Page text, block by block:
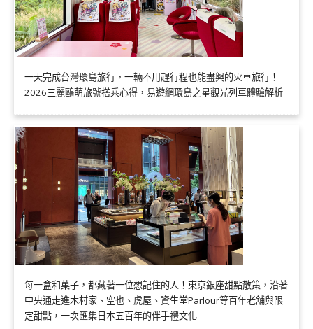
一天完成台灣環島旅行，一輛不用趕行程也能盡興的火車旅行！
2026三麗鷗萌旅號搭乘心得，易遊網環島之星觀光列車體驗解析
每一盒和菓子，都藏著一位想記住的人！東京銀座甜點散策，沿著
中央通走進木村家、空也、虎屋、資生堂Parlour等百年老舖與限
定甜點，一次匯集日本五百年的伴手禮文化